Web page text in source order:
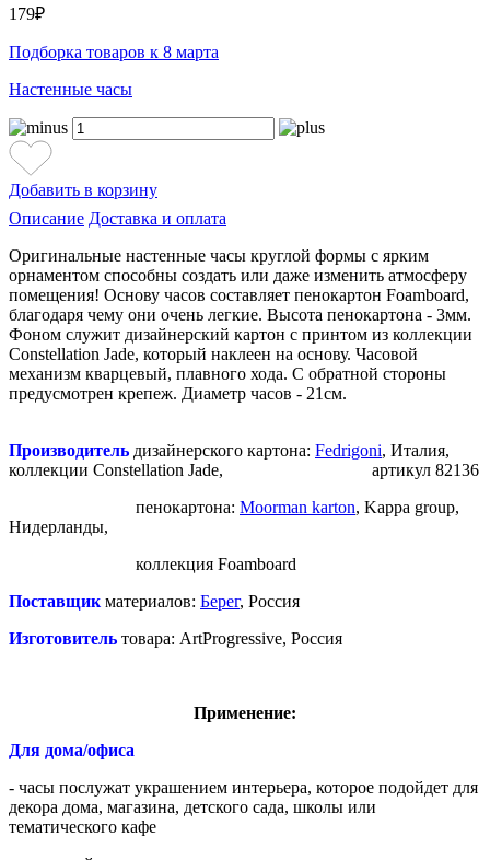
179₽
Подборка товаров к 8 марта
Настенные часы
Добавить в корзину
Описание Доставка и оплата
Оригинальные настенные часы круглой формы с ярким
орнаментом способны создать или даже изменить атмосферу
помещения! Основу часов составляет пенокартон Foamboard,
благодаря чему они очень легкие. Высота пенокартона - 3мм.
Фоном служит дизайнерский картон с принтом из коллекции
Constellation Jade, который наклеен на основу. Часовой
механизм кварцевый, плавного хода. С обратной стороны
предусмотрен крепеж. Диаметр часов - 21см.
Производитель дизайнерского картона: Fedrigoni, Италия,
коллекции Constellation Jade, артикул 82136
пенокартона: Moorman karton, Kappa group,
Нидерланды,
коллекция Foamboard
Поставщик материалов: Берег, Россия
Изготовитель товара: ArtProgressive, Россия
Применение:
Для дома/офиса
- часы послужат украшением интерьера, которое подойдет для
декора дома, магазина, детского сада, школы или
тематического кафе